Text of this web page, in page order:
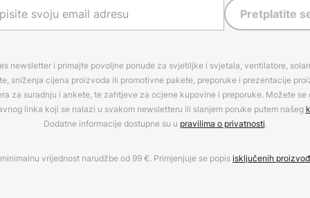
Pretplatite
newsletter i primajte povoljne ponude za svjetiljke i svjetala, ventilatore,
sniženja cijena proizvoda ili promotivne pakete, preporuke i prezentacije
za suradnju i ankete, te zahtjeve za ocjene kupovine i preporuke. Možete se
linka koji se nalazi u svakom newsletteru ili slanjem poruke putem našeg
Dodatne informacije dostupne su u pravilima o privatnosti.
vrijednost narudžbe od 99 €. Primjenjuje se popisisključenih